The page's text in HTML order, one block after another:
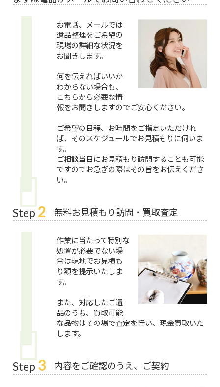
お電話、メールでは
遺品整理をご希望の
現場の詳細な状況を
お聞きします。
何を伝えればいいか
わからない場合も、
こちらから必要な情
報をお聞きしますのでご安心ください。
ご希望の日程、お時間をご指定いただけれ
ば、そのスケジュールでお見積もりに伺いま
す。
ご相談当日にお見積もり訪問することも可能
ですのでお急ぎの際はその旨をお伝えくださ
い。
Step 2 無料お見積もり訪問・買取査定
作業に当たって特別な
処置が必要でない場
合は現地でお見積も
り額を提示いたしま
す。
また、対応したご遺
品のうち、買取可能
な品物はその場で査定を行い、現金買取いた
します。
Step 3 内容をご確認のうえ、ご契約